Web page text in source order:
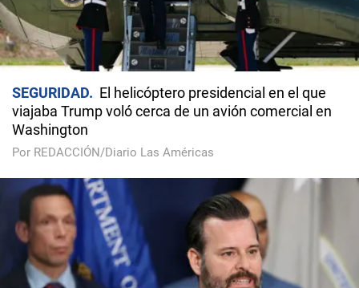
SEGURIDAD
El helicóptero presidencial en el que
viajaba Trump voló cerca de un avión comercial en
Washington
Por REDACCIÓN/Diario Las Américas